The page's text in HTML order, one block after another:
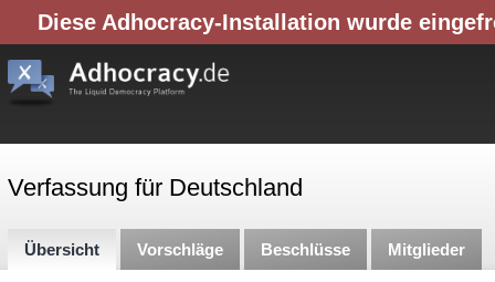
Diese Adhocracy-Installation wurde
Verfassung für Deutschland
Übersicht Vorschläge Beschlüsse Mitglieder